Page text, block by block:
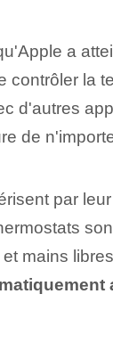
a
⁢contrôler la
d'autres
⁤de
par leur
mains